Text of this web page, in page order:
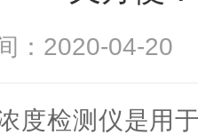
间：2020-04-
检测仪是用于